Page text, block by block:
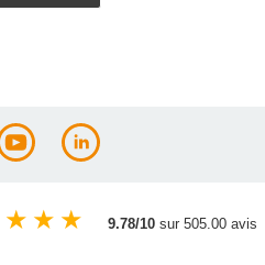
★ ★ ★ 9.78/10 sur 505.00 avis